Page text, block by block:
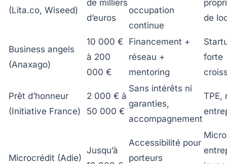
(Lita.co, Wiseed)
de milliers
d’euros
occupation
continue
de
Business angels
(Anaxago)
10 000 €
à 200
000 €
Financement +
réseau +
mentoring
forte
Prêt d’honneur
(Initiative France)
2 000 € à
50 000 €
Sans intérêts ni
garanties,
accompagnement
TPE,
Microcrédit (Adie)
Jusqu’à
Accessibilité pour
porteurs